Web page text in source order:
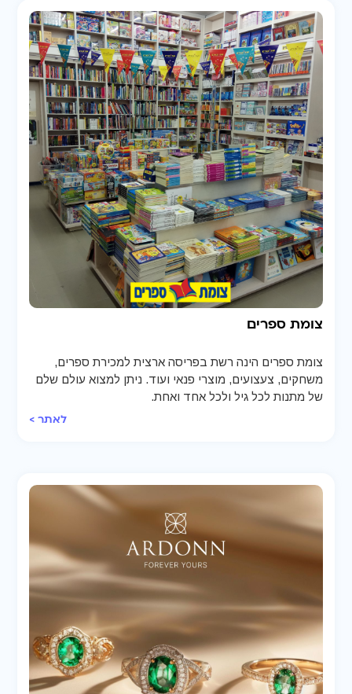
צומת ספרים
צומת ספרים הינה רשת בפריסה ארצית למכירת ספרים,
משחקים, צעצועים, מוצרי פנאי ועוד. ניתן למצוא עולם שלם
של מתנות לכל גיל ולכל אחד ואחת.
לאתר >